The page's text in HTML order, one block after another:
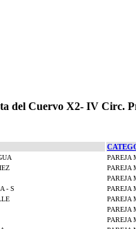
del Cuervo X2- IV Circ.
PAREJA
PAREJA
PAREJA
- S PAREJA
PAREJA
PAREJA
PAREJA